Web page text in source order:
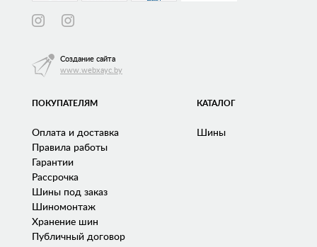
ПОКУПАТЕЛЯМ
Оплата и доставка
Правила работы
Гарантии
Рассрочка
Шины под заказ
Шиномонтаж
Хранение шин
Публичный договор
КАТАЛОГ
Шины
Создание сайта
www.webxayc.by